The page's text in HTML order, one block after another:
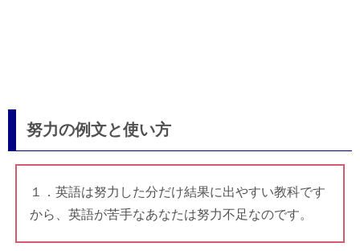
努力の例文と使い方
１．英語は努力した分だけ結果に出やすい教科です
から、英語が苦手なあなたは努力不足なのです。